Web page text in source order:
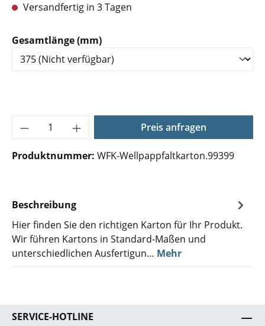
Versandfertig in 3 Tagen
Gesamtlänge (mm)auswählen
Produkt Anzahl: Gib den gewünschten
Preis anfragen
Produktnummer: WFK-Wellpappfaltkarton.99399
Beschreibung
Hier finden Sie den richtigen Karton für Ihr Produkt.
Wir führen Kartons in Standard-Maßen und
unterschiedlichen Ausfertigun… Mehr
SERVICE-HOTLINE